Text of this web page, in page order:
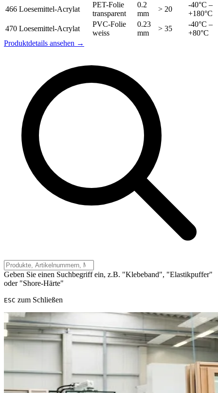
466 Loesemittel-Acrylat
PET-Folie
transparent
0.2
mm
> 20
-40°C –
+180°C
470 Loesemittel-Acrylat
PVC-Folie
weiss
0.23
mm
> 35
-40°C –
+80°C
Produktdetails ansehen →
Geben Sie einen Suchbegriff ein, z.B. "Klebeband", "Elastikpuffer"
oder "Shore-Härte"
ESC zum Schließen